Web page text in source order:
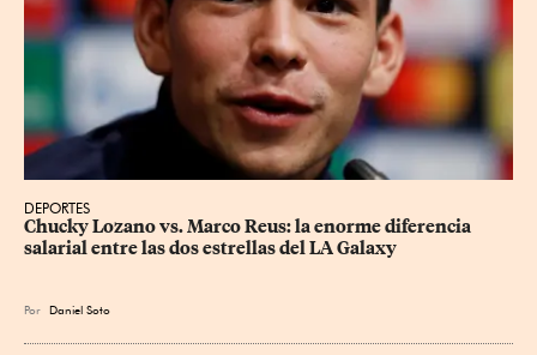
DEPORTES
Chucky Lozano vs. Marco Reus: la enorme diferencia
salarial entre las dos estrellas del LA Galaxy
Por Daniel Soto